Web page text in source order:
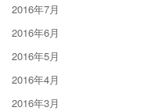
2016年7月
2016年6月
2016年5月
2016年4月
2016年3月